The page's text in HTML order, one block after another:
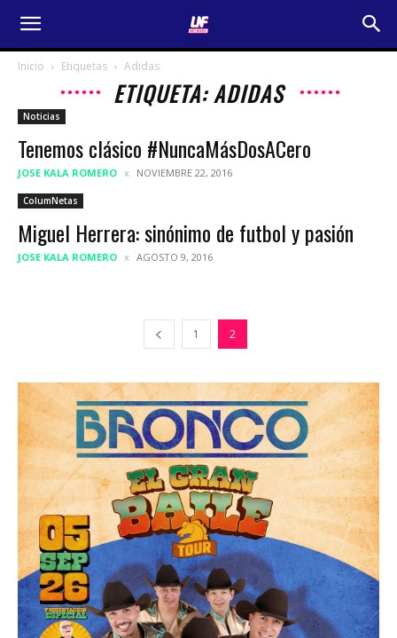
Inicio Etiquetas Adidas
ETIQUETA: ADIDAS
Noticias
Tenemos clásico #NuncaMásDosACero
JOSE KALA ROMERO NOVIEMBRE 22, 2016
ColumNetas
Miguel Herrera: sinónimo de futbol y pasión
JOSE KALA ROMERO AGOSTO 9, 2016
1 2